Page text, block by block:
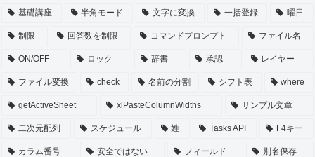
基礎講座 半角モード 文字に変換 一括登録 曜日
制限 回答数を制限 コマンドプロンプト ファイル名
ON/OFF ロック 辞書 承認 レイヤー
ファイル変換 check 名前の分割 シフト表 where
getActiveSheet xlPasteColumnWidths サンプル文章
二次元配列 スケジュール 姓 Tasks API F4キー
カラム番号 安全ではない フィールド 別名保存